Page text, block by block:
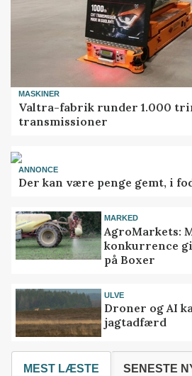
MASKINER
Valtra-fabrik runder 1.000
transmissioner
ANNONCE
Der kan være penge gemt, i
MARKED
AgroMarkets:
konkurrence
på Boxer
ULVE
Droner og AI
jagtadfærd
MEST LÆSTE SENESTE